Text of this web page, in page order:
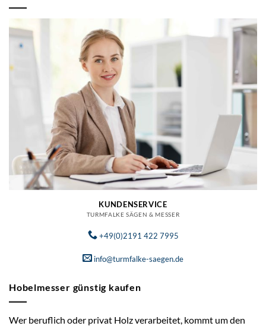
KUNDENSERVICE
TURMFALKE SÄGEN & MESSER
+49(0)2191 422 7995
info@turmfalke-saegen.de
Hobelmesser günstig kaufen
Wer beruflich oder privat Holz verarbeitet, kommt um den